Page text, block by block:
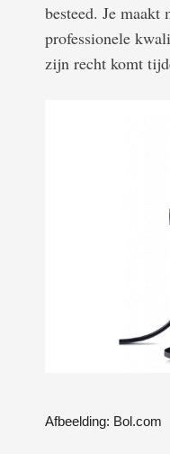
besteed. Je
professionele
zijn recht komt
Afbeelding: Bol.com